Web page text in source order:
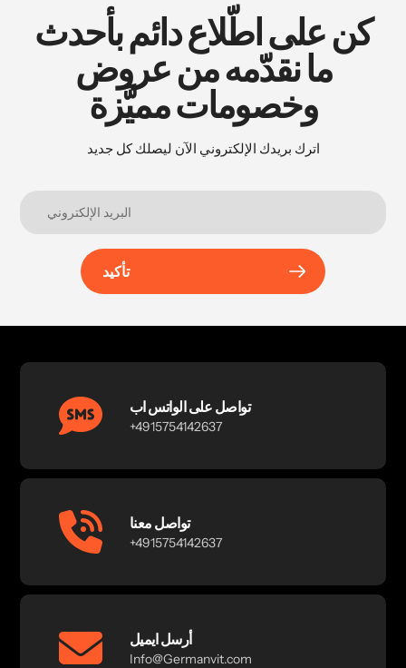
كن على اطّلاع دائم بأحدث
ما نقدّمه من عروض
وخصومات مميَّزة
اترك بريدك الإلكتروني الآن ليصلك كل جديد
تأكيد
تواصل على الواتس اب
+4915754142637
تواصل معنا
+4915754142637
أرسل ايميل
Info@Germanvit.com